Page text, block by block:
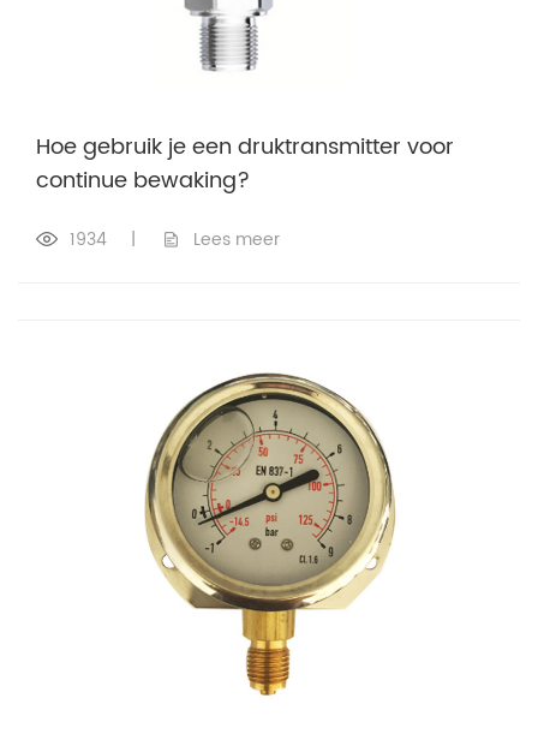
Hoe gebruik je een druktransmitter voor
continue bewaking?
1934 | Lees meer